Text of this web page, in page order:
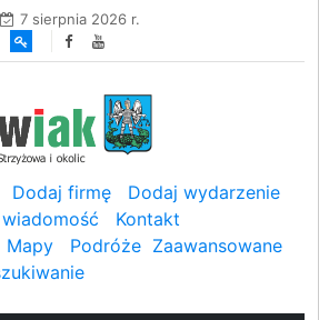
7 sierpnia 2026 r.
Dodaj firmę
Dodaj wydarzenie
Kontakt
Mapy Podróże Zaawansowane